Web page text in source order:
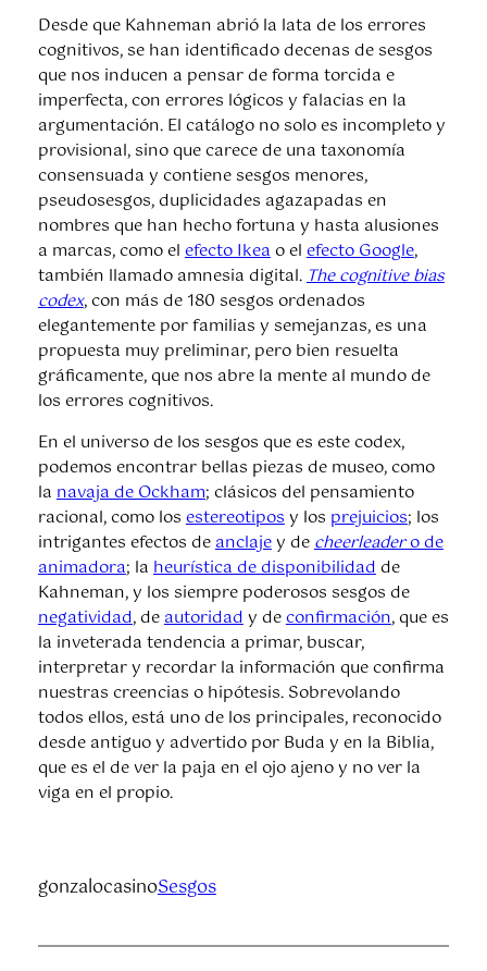
Desde que Kahneman abrió la lata de los errores
cognitivos, se han identificado decenas de sesgos
que nos inducen a pensar de forma torcida e
imperfecta, con errores lógicos y falacias en la
argumentación. El catálogo no solo es incompleto y
provisional, sino que carece de una taxonomía
consensuada y contiene sesgos menores,
pseudosesgos, duplicidades agazapadas en
nombres que han hecho fortuna y hasta alusiones
a marcas, como elefecto Ikeao elefecto Google,
también llamado amnesia digital.The cognitive bias
codex, con más de 180 sesgos ordenados
elegantemente por familias y semejanzas, es una
propuesta muy preliminar, pero bien resuelta
gráficamente, que nos abre la mente al mundo de
los errores cognitivos.
En el universo de los sesgos que es este codex,
podemos encontrar bellas piezas de museo, como
lanavaja de Ockham; clásicos del pensamiento
racional, como losestereotiposy losprejuicios; los
intrigantes efectos deanclajey decheerleadero de
animadora; laheurística de disponibilidadde
Kahneman, y los siempre poderosos sesgos de
negatividad, deautoridady deconfirmación, que es
la inveterada tendencia a primar, buscar,
interpretar y recordar la información que confirma
nuestras creencias o hipótesis. Sobrevolando
todos ellos, está uno de los principales, reconocido
desde antiguo y advertido por Buda y en la Biblia,
que es el de ver la paja en el ojo ajeno y no ver la
viga en el propio.
gonzalocasinoSesgos